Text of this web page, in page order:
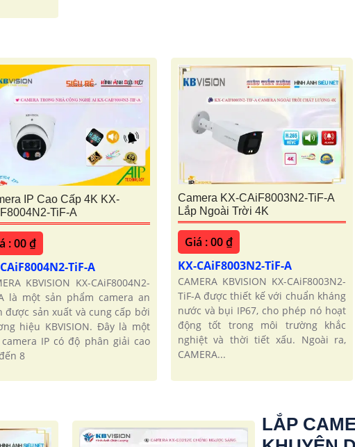
IP Cao Cấp 4K KX-
TiF-A
: 00 ₫
TiF-A
KBVISION KX-CAiF8004N2-
là một sản phẩm camera an
được sản xuất và cung cấp bởi
hiệu KBVISION. Đây là một
IP có độ phân giải cao
8
Camera KX-CAiF8003N2-TiF-A
Lắp Ngoài Trời 4K
Giá : 00 ₫
KX-CAiF8003N2-TiF-A
CAMERA KBVISION KX-CAiF8003N2-
TiF-A được thiết kế với chuẩn kháng
nước và bụi IP67, cho phép nó hoạt
động tốt trong môi trường khắc
nghiệt và thời tiết xấu. Ngoài ra,
CAMERA...
LẮP